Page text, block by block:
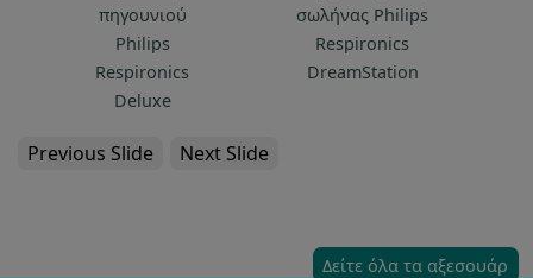
πηγουνιού
Philips
Respironics
Deluxe
σωλήνας Philips
Respironics
DreamStation
Previous Slide Next Slide
Δείτε όλα τα αξεσουάρ